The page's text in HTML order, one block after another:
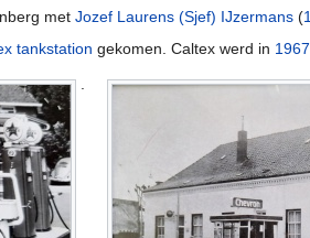
met Jozef Laurens (Sjef) IJzermans (
tankstation gekomen. Caltex werd in 1967
.